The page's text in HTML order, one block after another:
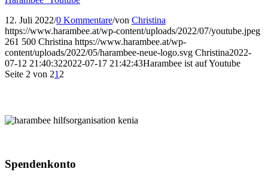
12. Juli 2022/0 Kommentare/von Christina
https://www.harambee.at/wp-content/uploads/2022/07/youtube.jpeg
261 500 Christina https://www.harambee.at/wp-
content/uploads/2022/05/harambee-neue-logo.svg Christina2022-
07-12 21:40:322022-07-17 21:42:43Harambee ist auf Youtube
Seite 2 von 21 2
Spenden­konto